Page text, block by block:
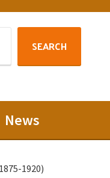
SEARCH
News
1920)